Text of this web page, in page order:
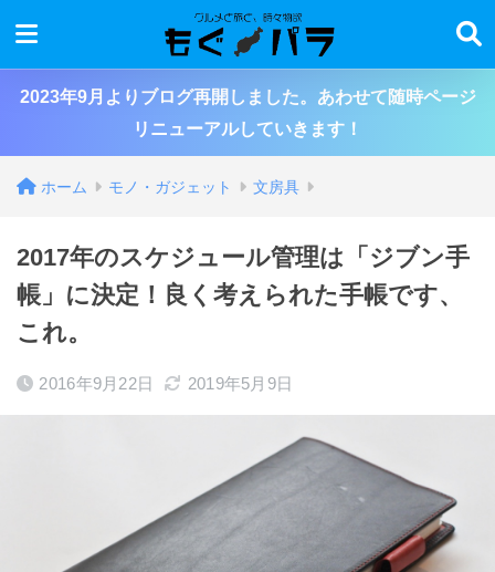
2023年9月よりブログ再開しました。あわせて随時ページ
リニューアルしていきます！
ホーム モノ・ガジェット 文房具
2017年のスケジュール管理は「ジブン手
帳」に決定！良く考えられた手帳です、
これ。
2016年9月22日 2019年5月9日